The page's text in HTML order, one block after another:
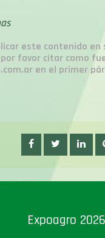
este contenido
favor citar como
en el primer
Expoagro 2026